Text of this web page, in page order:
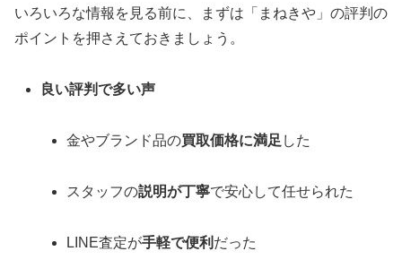
いろいろな情報を見る前に、まずは「まねきや」の評判の
ポイントを押さえておきましょう。
良い評判で多い声
金やブランド品の買取価格に満足 した
スタッフの説明が丁寧で安心して任せられた
LINE査定が手軽で便利 だった